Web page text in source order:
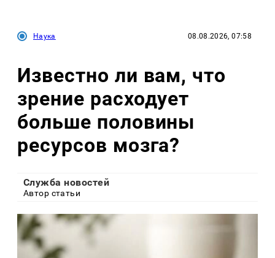
Наука 08.08.2026, 07:58
Известно ли вам, что
зрение расходует
больше половины
ресурсов мозга?
Служба новостей
Автор статьи